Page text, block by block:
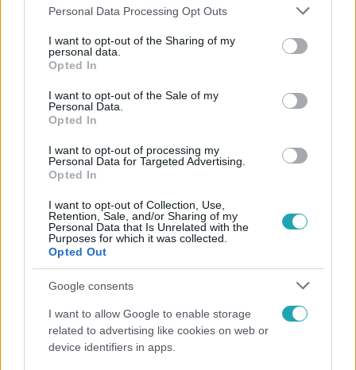
Please note that this website/app uses one or more Google
not limited to your visit or usage behaviour. You may click to
grant or deny consent to Google and its third-party tags to
use your data for below specified purposes in below Google
consent section.
Personal Data Processing Opt Outs
I want to opt-out of the Sharing of my
personal data.
Opted In
I want to opt-out of the Sale of my
Personal Data.
Opted In
I want to opt-out of processing my
Personal Data for Targeted Advertising.
Opted In
I want to opt-out of Collection, Use,
Retention, Sale, and/or Sharing of my
Personal Data that Is Unrelated with the
Purposes for which it was collected.
Opted Out
Google consents
I want to allow Google to enable storage
related to advertising like cookies on web or
device identifiers in apps.
Népszerű
Nem költözött vissza Nyíregyházára a szakítás